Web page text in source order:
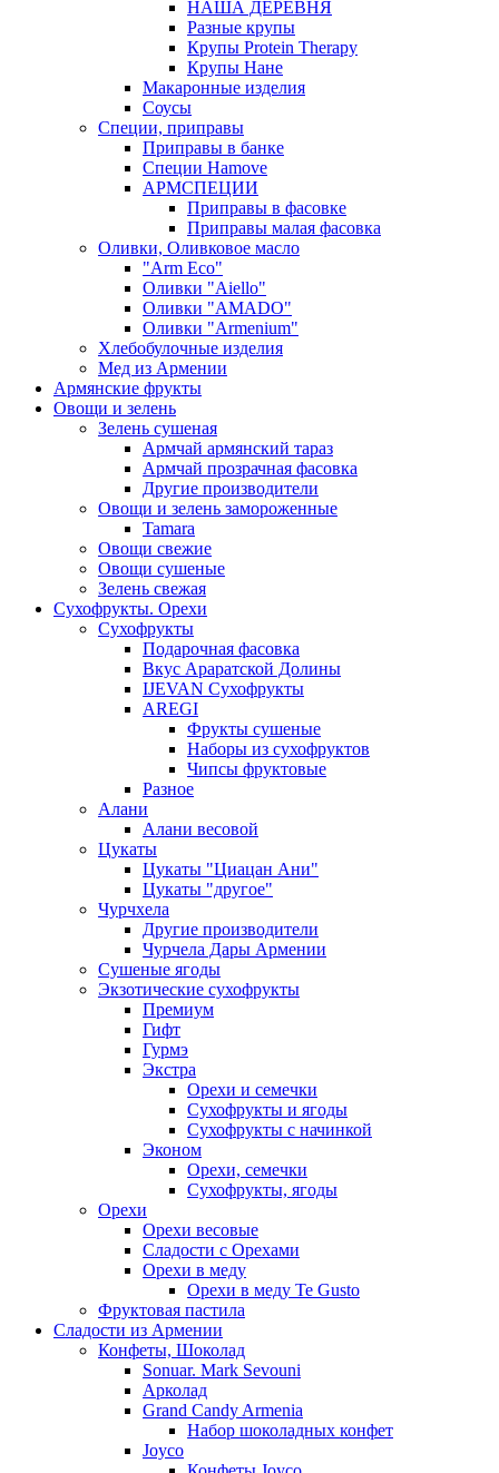
НАША ДЕРЕВНЯ
Разные крупы
Крупы Protein Therapy
Крупы Нане
Макаронные изделия
Соусы
Специи, приправы
Приправы в банке
Специи Hamove
АРМСПЕЦИИ
Приправы в фасовке
Приправы малая фасовка
Оливки, Оливковое масло
"Arm Eco"
Оливки "Aiello"
Оливки "AMADO"
Оливки "Armenium"
Хлебобулочные изделия
Мед из Армении
Армянские фрукты
Овощи и зелень
Зелень сушеная
Армчай армянский тараз
Армчай прозрачная фасовка
Другие производители
Овощи и зелень замороженные
Tamara
Овощи свежие
Овощи сушеные
Зелень свежая
Сухофрукты. Орехи
Сухофрукты
Подарочная фасовка
Вкус Араратской Долины
IJEVAN Сухофрукты
AREGI
Фрукты сушеные
Наборы из сухофруктов
Чипсы фруктовые
Разное
Алани
Алани весовой
Цукаты
Цукаты "Циацан Ани"
Цукаты "другое"
Чурчхела
Другие производители
Чурчела Дары Армении
Сушеные ягоды
Экзотические сухофрукты
Премиум
Гифт
Гурмэ
Экстра
Орехи и семечки
Сухофрукты и ягоды
Сухофрукты с начинкой
Эконом
Орехи, семечки
Сухофрукты, ягоды
Орехи
Орехи весовые
Сладости с Орехами
Орехи в меду
Орехи в меду Te Gusto
Фруктовая пастила
Сладости из Армении
Конфеты, Шоколад
Sonuar. Mark Sevouni
Арколад
Grand Candy Armenia
Набор шоколадных конфет
Joyco